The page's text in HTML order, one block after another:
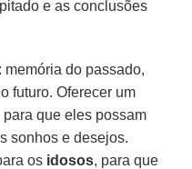
e as conclusões
: memória do passado,
futuro. Oferecer um
para que eles possam
sonhos e desejos.
os idosos, para que